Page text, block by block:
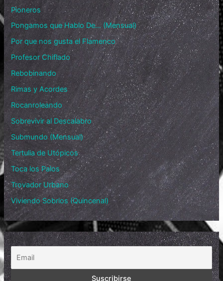
Pioneros
Pongamos que Hablo De… (Mensual)
Por que nos gusta el Flamenco
Profesor Chiflado
Rebobinando
Rimas y Acordes
Rocanroleando
Sobrevivir al Descalabro
Submundo (Mensual)
Tertulia de Utópicos
Toca los Palos
Trovador Urbano
Viviendo Sobrios (Quincenal)